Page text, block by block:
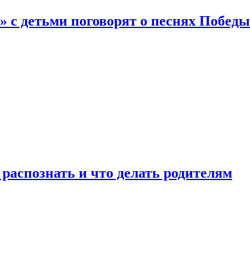
с детьми поговорят о песнях Победы
и что делать родителям